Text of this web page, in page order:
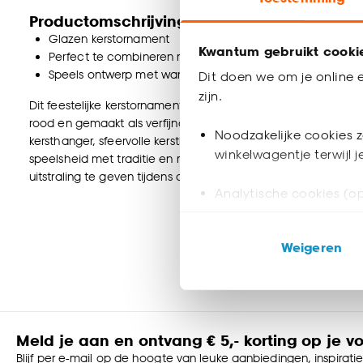
Kwantum gebruikt
Dit doen we om je online
zijn.
Noodzakelijke cookies
winkelwagentje terwijl
Analytische cookies
ook buiten de
Klik op ‘Ja, alles
Weigeren
Productomschrijving
Glazen kerstornament
Perfect te combineren met andere kerstballen en
Speels ontwerp met warme uitstraling
Dit feestelijke kerstornament in de vorm van een Auto met
rood en gemaakt als verfijnd glazen kerstornament, is het
kersthanger, sfeervolle kerstboomversiering of als
speelsheid met traditie en maakt jouw boom extra
uitstraling te geven tijdens de feestdagen.
Meld je aan en ontvang € 5,- korting op je
Blijf per e-mail op de hoogte van leuke aanbiedingen,